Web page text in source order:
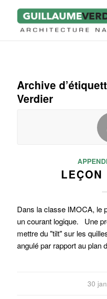
Archive
Verdier
LEÇON
Dans la classe IMOCA, le
un courant logique. Une
mettre du "tilt" sur les
angulé par rapport au
30